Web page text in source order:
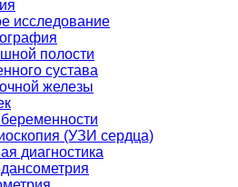
исследование
полости
сустава
железы
(УЗИ сердца)
диагностика